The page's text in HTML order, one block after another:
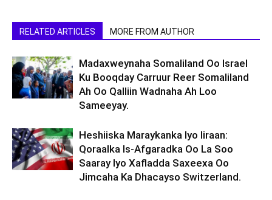
RELATED ARTICLES MORE FROM AUTHOR
Madaxweynaha Somaliland Oo Israel
Ku Booqday Carruur Reer Somaliland
Ah Oo Qalliin Wadnaha Ah Loo
Sameeyay.
Heshiiska Maraykanka Iyo Iiraan:
Qoraalka Is-Afgaradka Oo La Soo
Saaray Iyo Xafladda Saxeexa Oo
Jimcaha Ka Dhacayso Switzerland.